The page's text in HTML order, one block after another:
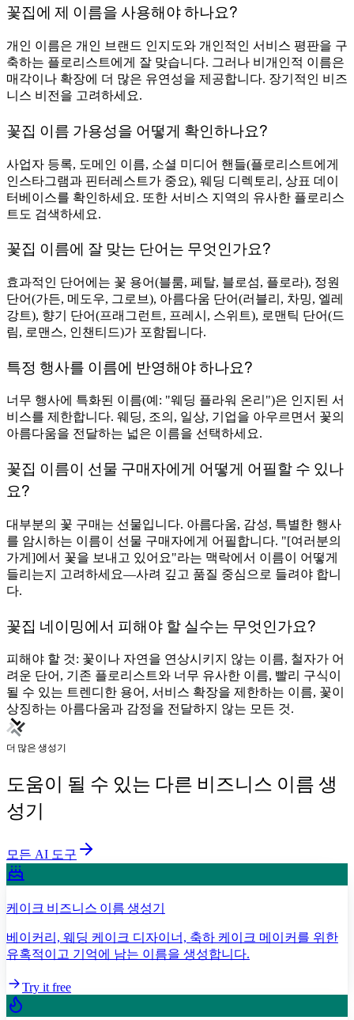
꽃집에 제 이름을 사용해야 하나요?
개인 이름은 개인 브랜드 인지도와 개인적인 서비스 평판을 구
축하는 플로리스트에게 잘 맞습니다. 그러나 비개인적 이름은
매각이나 확장에 더 많은 유연성을 제공합니다. 장기적인 비즈
니스 비전을 고려하세요.
꽃집 이름 가용성을 어떻게 확인하나요?
사업자 등록, 도메인 이름, 소셜 미디어 핸들(플로리스트에게
인스타그램과 핀터레스트가 중요), 웨딩 디렉토리, 상표 데이
터베이스를 확인하세요. 또한 서비스 지역의 유사한 플로리스
트도 검색하세요.
꽃집 이름에 잘 맞는 단어는 무엇인가요?
효과적인 단어에는 꽃 용어(블룸, 페탈, 블로섬, 플로라), 정원
단어(가든, 메도우, 그로브), 아름다움 단어(러블리, 차밍, 엘레
강트), 향기 단어(프래그런트, 프레시, 스위트), 로맨틱 단어(드
림, 로맨스, 인챈티드)가 포함됩니다.
특정 행사를 이름에 반영해야 하나요?
너무 행사에 특화된 이름(예: "웨딩 플라워 온리")은 인지된 서
비스를 제한합니다. 웨딩, 조의, 일상, 기업을 아우르면서 꽃의
아름다움을 전달하는 넓은 이름을 선택하세요.
꽃집 이름이 선물 구매자에게 어떻게 어필할 수 있나
요?
대부분의 꽃 구매는 선물입니다. 아름다움, 감성, 특별한 행사
를 암시하는 이름이 선물 구매자에게 어필합니다. "[여러분의
가게]에서 꽃을 보내고 있어요"라는 맥락에서 이름이 어떻게
들리는지 고려하세요—사려 깊고 품질 중심으로 들려야 합니
다.
꽃집 네이밍에서 피해야 할 실수는 무엇인가요?
피해야 할 것: 꽃이나 자연을 연상시키지 않는 이름, 철자가 어
려운 단어, 기존 플로리스트와 너무 유사한 이름, 빨리 구식이
될 수 있는 트렌디한 용어, 서비스 확장을 제한하는 이름, 꽃이
상징하는 아름다움과 감정을 전달하지 않는 모든 것.
더 많은 생성기
도움이 될 수 있는 다른 비즈니스 이름 생
성기
모든 AI 도구
케이크 비즈니스 이름 생성기
베이커리, 웨딩 케이크 디자이너, 축하 케이크 메이커를 위한
유혹적이고 기억에 남는 이름을 생성합니다.
Try it free